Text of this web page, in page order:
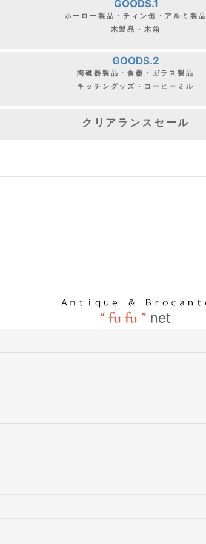
GOODS.1
ホーロー製品・ティン缶・アルミ製品
木製品・木箱
GOODS.2
陶磁器製品・食器・ガラス製品
キッチングッズ・コーヒーミル
クリアランスセール